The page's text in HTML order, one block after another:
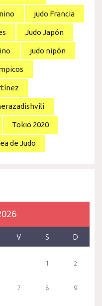
judo Francia
Judo Japón
judo nipón
Tokio 2020
de Judo
V S D
1 2
7 8 9